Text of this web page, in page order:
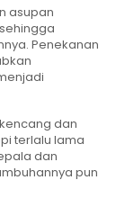
asupan
Penekanan
dan
terlalu lama
dan
pun